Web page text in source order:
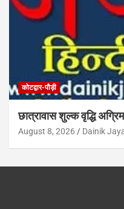
कोटद्वार-पौड़ी
छात्रावास शुल्क वृद्धि
August 8, 2026 Dainik